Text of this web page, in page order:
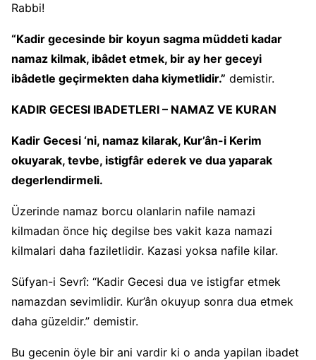
Rabbi!
“Kadir gecesinde bir koyun sagma müddeti kadar
namaz kilmak, ibâdet etmek, bir ay her geceyi
ibâdetle geçirmekten daha kiymetlidir.” demistir.
KADIR GECESI IBADETLERI – NAMAZ VE KURAN
Kadir Gecesi ‘ni, namaz kilarak, Kur’ân-i Kerim
okuyarak, tevbe, istigfâr ederek ve dua yaparak
degerlendirmeli.
Üzerinde namaz borcu olanlarin nafile namazi
kilmadan önce hiç degilse bes vakit kaza namazi
kilmalari daha faziletlidir. Kazasi yoksa nafile kilar.
Süfyan-i Sevrî: “Kadir Gecesi dua ve istigfar etmek
namazdan sevimlidir. Kur’ân okuyup sonra dua etmek
daha güzeldir.” demistir.
Bu gecenin öyle bir ani vardir ki o anda yapilan ibadet